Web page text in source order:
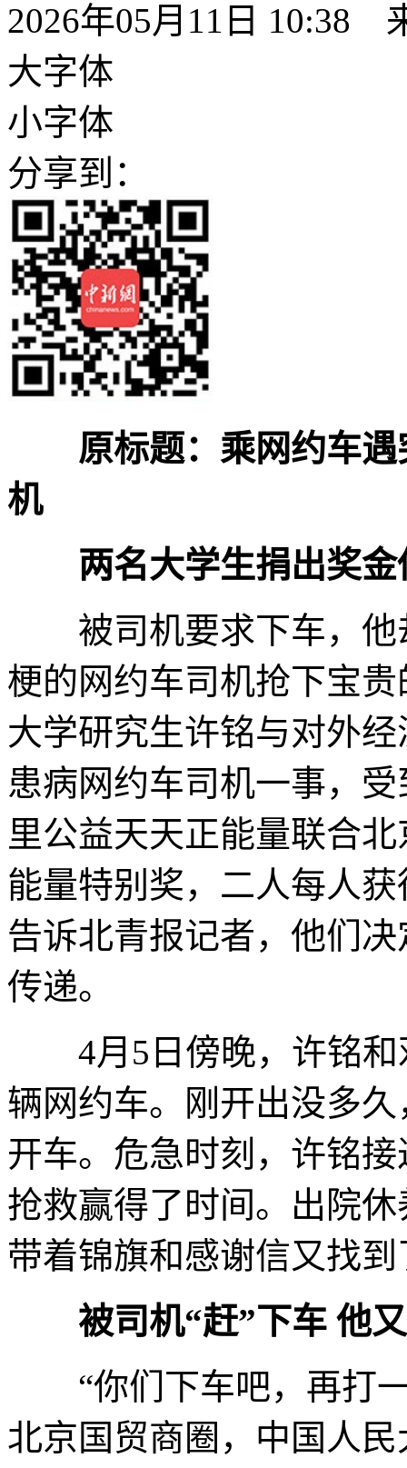
2026年05月11日 10:38
大字体
小字体
分享到：
原标题：乘网约车
机
两名大学生捐出奖
被司机要求下车，他
梗的网约车司机抢下宝
大学研究生许铭与对外
患病网约车司机一事，
里公益天天正能量联合
能量特别奖，二人每人
告诉北青报记者，他们
传递。
4月5日傍晚，许铭和
辆网约车。刚开出没多
开车。危急时刻，许铭
抢救赢得了时间。出院
带着锦旗和感谢信又找
被司机“赶”下车 他
“你们下车吧，再打一
北京国贸商圈，中国人